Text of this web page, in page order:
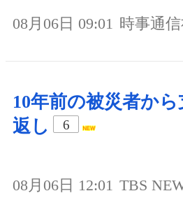
08月06日 09:01 時事通
10年前の被災者か
返し
6
08月06日 12:01 TBS